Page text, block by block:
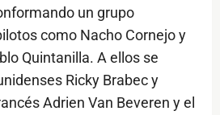
un grupo
como Nacho Cornejo y
Quintanilla. A ellos se
Ricky Brabec y
Adrien Van Beveren y el